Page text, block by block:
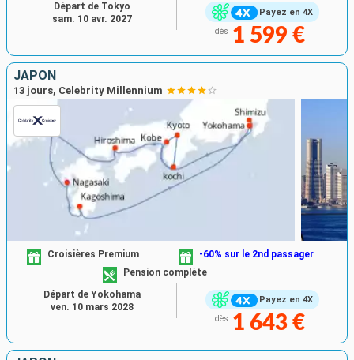
Payez en 4X
dès 1 599 €
Départ de Tokyo
sam. 10 avr. 2027
JAPON
13 jours, Celebrity Millennium
Payez en 4X
Croisières Premium
-60% sur le 2nd passager
Pension complète
dès 1 643 €
Départ de Yokohama
ven. 10 mars 2028